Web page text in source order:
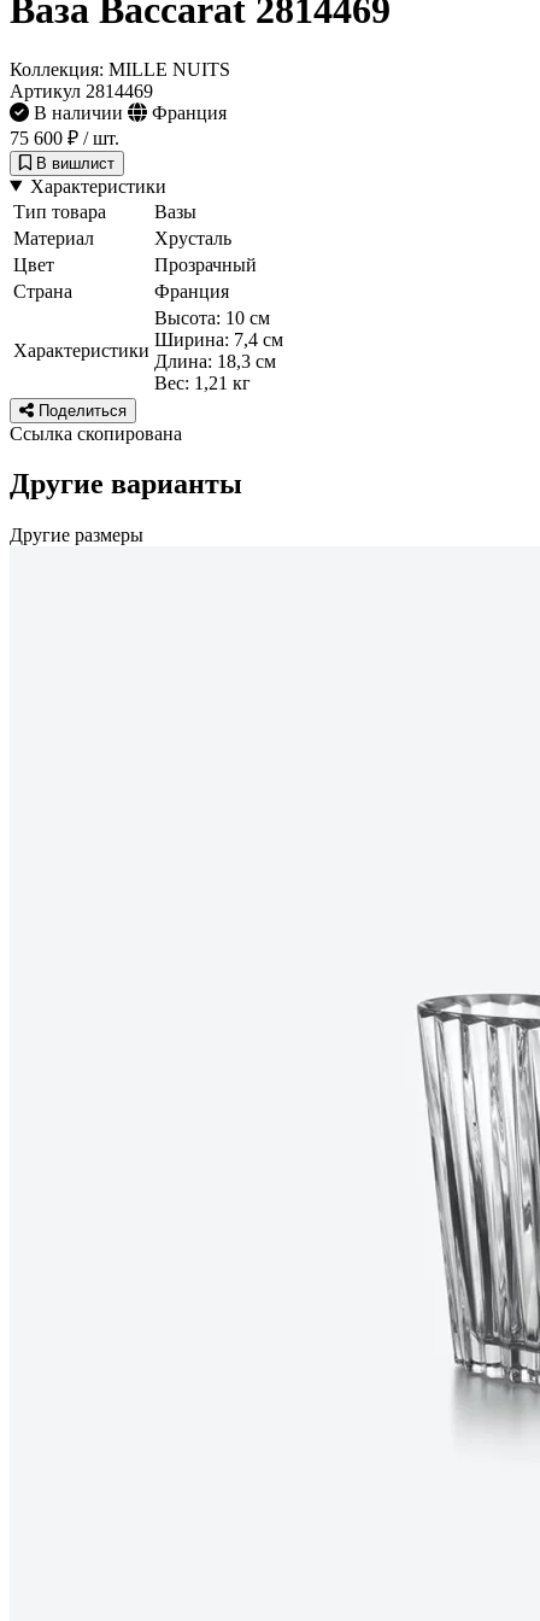
Ваза Baccarat 2814469
Коллекция: MILLE NUITS
Артикул 2814469
В наличии
Франция
75 600 ₽ / шт.
В вишлист
Характеристики
Тип товара
Вазы
Материал
Хрусталь
Цвет
Прозрачный
Страна
Франция
Характеристики
Высота: 10 см
Ширина: 7,4 см
Длина: 18,3 см
Вес: 1,21 кг
Поделиться
Ссылка скопирована
Другие варианты
Другие размеры